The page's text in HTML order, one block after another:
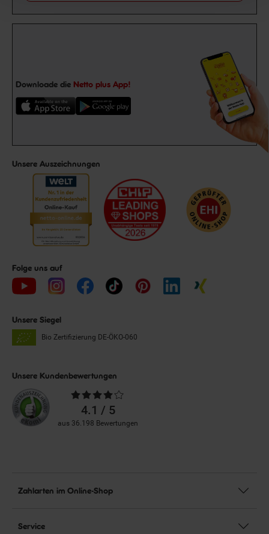
Downloade die Netto plus App!
Unsere Auszeichnungen
Folge uns auf
Unsere Siegel
Bio Zertifizierung DE-ÖKO-060
Unsere Kundenbewertungen
Durchschnittliche
Bewertungen4.1 / 5
aus 36.198 Bewertungen
Zahlarten im Online-Shop
Service